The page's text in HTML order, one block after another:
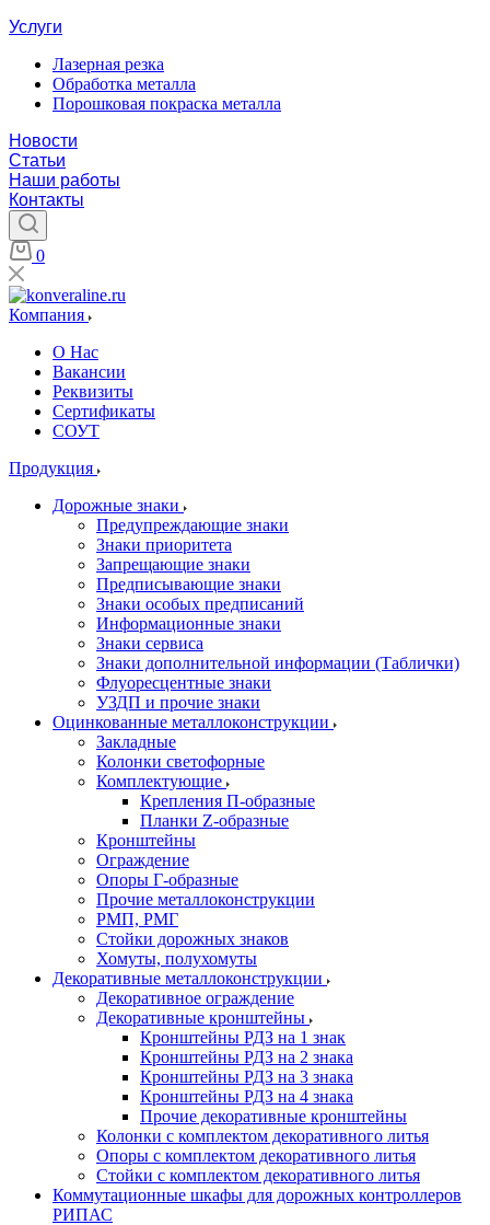
Услуги
Лазерная резка
Обработка металла
Порошковая покраска металла
Новости
Статьи
Наши работы
Контакты
0
Компания
О Нас
Вакансии
Реквизиты
Сертификаты
СОУТ
Продукция
Дорожные знаки
Предупреждающие знаки
Знаки приоритета
Запрещающие знаки
Предписывающие знаки
Знаки особых предписаний
Информационные знаки
Знаки сервиса
Знаки дополнительной информации (Таблички)
Флуоресцентные знаки
УЗДП и прочие знаки
Оцинкованные металлоконструкции
Закладные
Колонки светофорные
Комплектующие
Крепления П-образные
Планки Z-образные
Кронштейны
Ограждение
Опоры Г-образные
Прочие металлоконструкции
РМП, РМГ
Стойки дорожных знаков
Хомуты, полухомуты
Декоративные металлоконструкции
Декоративное ограждение
Декоративные кронштейны
Кронштейны РДЗ на 1 знак
Кронштейны РДЗ на 2 знака
Кронштейны РДЗ на 3 знака
Кронштейны РДЗ на 4 знака
Прочие декоративные кронштейны
Колонки с комплектом декоративного литья
Опоры с комплектом декоративного литья
Стойки с комплектом декоративного литья
Коммутационные шкафы для дорожных контроллеров
РИПАС